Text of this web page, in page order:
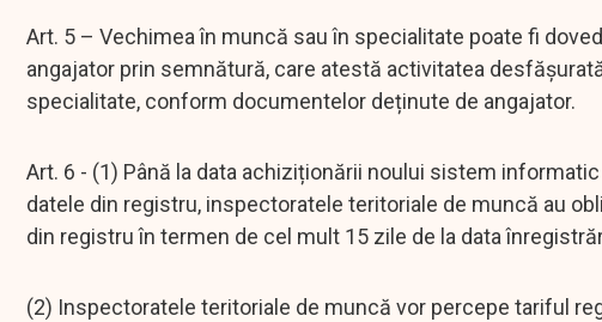
Art. 5 – Vechimea în muncă sau în specialitate poate fi
angajator prin semnătură, care atestă activitatea
specialitate, conform documentelor deținute de angajator.
Art. 6 - (1) Până la data achiziționării noului sistem
datele din registru, inspectoratele teritoriale de muncă au
din registru în termen de cel mult 15 zile de la data
(2) Inspectoratele teritoriale de muncă vor percepe tariful